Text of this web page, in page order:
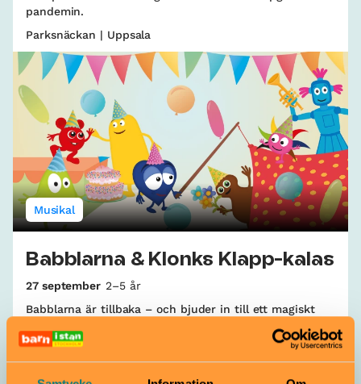
pandemin.
Parksnäckan | Uppsala
Musikal
Babblarna & Klonks Klapp-kalas
27 september 2–5 år
Babblarna är tillbaka – och bjuder in till ett magiskt
kalas! Kom och klappa takten, babbla, bubbla och
dansa loss med barnens favoritkaraktärer.
Uppsala konsert & kongress (UKK) | Uppsala